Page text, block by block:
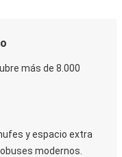
más de 8.000
y espacio extra
modernos.